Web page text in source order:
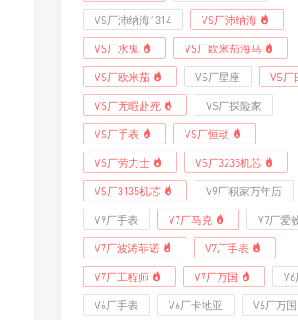
VS厂沛纳海1314 VS厂沛纳海
VS厂水鬼 VS厂欧米茄海马
VS厂欧米茄 VS厂星座 VS厂
VS厂无暇赴死 VS厂探险家
VS厂手表 VS厂恒动
VS厂劳力士 VS厂3235机芯
VS厂3135机芯 V9厂积家万年历
V9厂手表 V7厂马克 V7厂爱
V7厂波涛菲诺 V7厂手表
V7厂工程师 V7厂万国
V6厂手表 V6厂卡地亚 V6厂万国